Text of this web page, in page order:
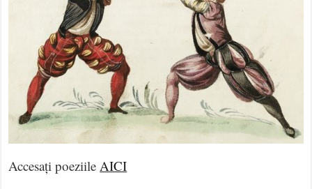
Accesați poeziile AICI